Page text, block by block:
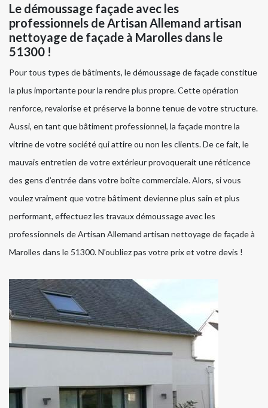
Le démoussage façade avec les
professionnels de Artisan Allemand artisan
nettoyage de façade à Marolles dans le
51300 !
Pour tous types de bâtiments, le démoussage de façade constitue
la plus importante pour la rendre plus propre. Cette opération
renforce, revalorise et préserve la bonne tenue de votre structure.
Aussi, en tant que bâtiment professionnel, la façade montre la
vitrine de votre société qui attire ou non les clients. De ce fait, le
mauvais entretien de votre extérieur provoquerait une réticence
des gens d’entrée dans votre boîte commerciale. Alors, si vous
voulez vraiment que votre bâtiment devienne plus sain et plus
performant, effectuez les travaux démoussage avec les
professionnels de Artisan Allemand artisan nettoyage de façade à
Marolles dans le 51300. N’oubliez pas votre prix et votre devis !